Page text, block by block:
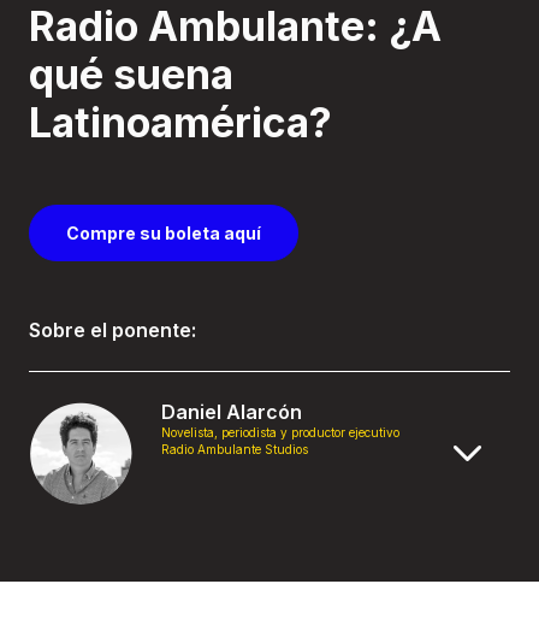
Radio Ambulante: ¿A
qué suena
Latinoamérica?
Compre su boleta aquí
Sobre el ponente:
Daniel Alarcón
Novelista, periodista y productor ejecutivo
Radio Ambulante Studios